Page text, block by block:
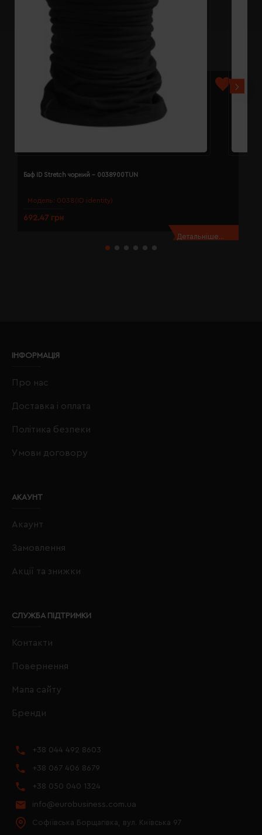
Модель: 0038(ID identity)
Баф ID Stretch чорний - 0038900TUN
692.47 грн
Детальніше...
ІНФОРМАЦІЯ
Про нас
Доставка і оплата
Політика безпеки
Умови договору
АКАУНТ
Акаунт
Замовлення
Акції та знижки
СЛУЖБА ПІДТРИМКИ
Контакти
Повернення
Мапа сайту
Бренди
+38 044 492 8603
+38 067 406 8679
+38 050 040 1324
info@eurobusiness.com.ua
Софіївська Борщагівка, вул. Київська 97